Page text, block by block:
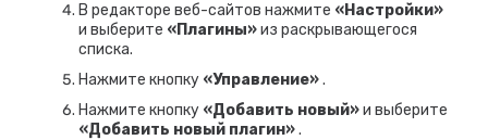
В редакторе веб-сайтов нажмите «Настройки»
и выберите «Плагины»из раскрывающегося
списка.
Нажмите кнопку «Управление».
Нажмите кнопку «Добавить новый»и выберите
«Добавить новый плагин».